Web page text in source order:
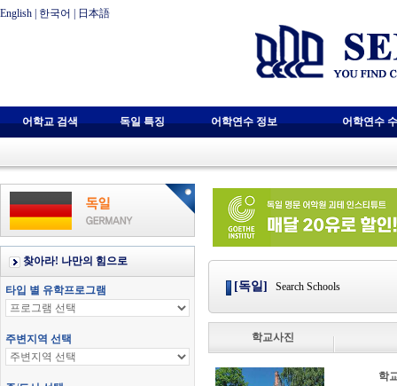
English 한국어 日本語
어학교 검색 독일 특징 어학연수 정보 어학연수
[독일] Search Schools
학교사진
학